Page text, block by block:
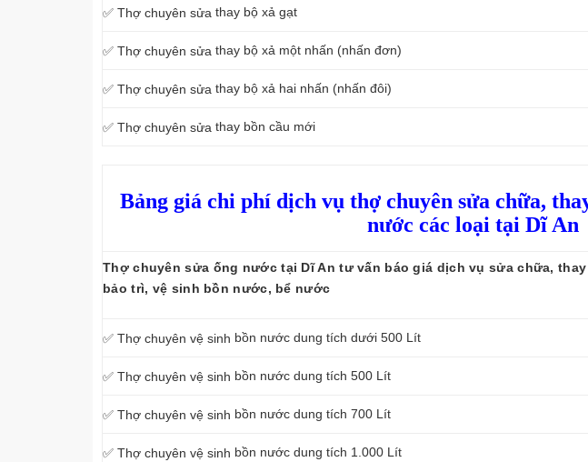
✅ Thợ chuyên sửa thay bộ xả gạt
✅ Thợ chuyên sửa thay bộ xả một nhấn (nhấn đơn)
✅ Thợ chuyên sửa thay bộ xả hai nhấn (nhấn đôi)
✅ Thợ chuyên sửa thay bồn cầu mới
Bảng giá chi phí dịch vụ thợ chuyên sửa chữa,
nước các loại tại Dĩ An
Thợ chuyên sửa ống nước tại Dĩ An tư vấn báo giá dịch vụ sửa chữa, thay
bảo trì, vệ sinh bồn nước, bể nước
✅ Thợ chuyên vệ sinh bồn nước dung tích dưới 500 Lít
✅ Thợ chuyên vệ sinh bồn nước dung tích 500 Lít
✅ Thợ chuyên vệ sinh bồn nước dung tích 700 Lít
✅ Thợ chuyên vệ sinh bồn nước dung tích 1.000 Lít